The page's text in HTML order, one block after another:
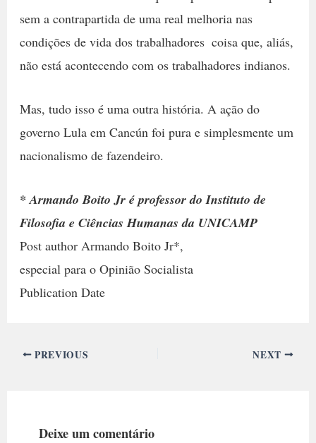
sem a contrapartida de uma real melhoria nas
condições de vida dos trabalhadores  coisa que, aliás,
não está acontecendo com os trabalhadores indianos.
Mas, tudo isso é uma outra história. A ação do
governo Lula em Cancún foi pura e simplesmente um
nacionalismo de fazendeiro.
* Armando Boito Jr é professor do Instituto de
Filosofia e Ciências Humanas da UNICAMP
Post author Armando Boito Jr*,
especial para o Opinião Socialista
Publication Date
PREVIOUS NEXT
Deixe um comentário